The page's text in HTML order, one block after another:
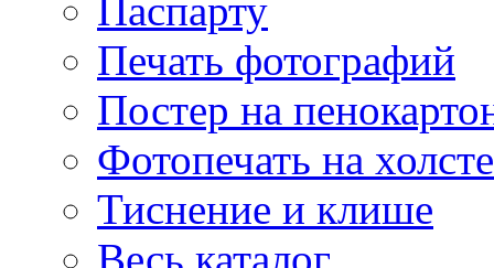
Паспарту
Печать фотографий
Постер на
Фотопечать на холсте
Тиснение и клише